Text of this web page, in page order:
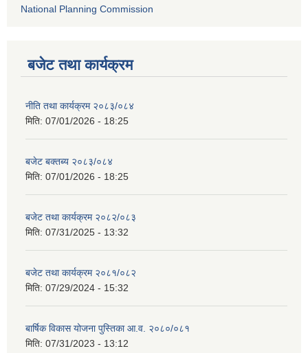
National Planning Commission
बजेट तथा कार्यक्रम
नीति तथा कार्यक्रम २०८३/०८४
मिति: 07/01/2026 - 18:25
बजेट बक्तब्य २०८३/०८४
मिति: 07/01/2026 - 18:25
बजेट तथा कार्यक्रम २०८२/०८३
मिति: 07/31/2025 - 13:32
बजेट तथा कार्यक्रम २०८१/०८२
मिति: 07/29/2024 - 15:32
बार्षिक विकास योजना पुस्तिका आ.व. २०८०/०८१
मिति: 07/31/2023 - 13:12